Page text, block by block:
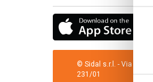
© Sidal s.r.l. - Via
231/01